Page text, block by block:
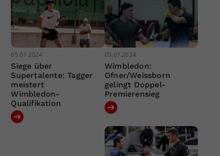
05.07.2024
Siege über
Supertalente: Tagger
meistert
Wimbledon-
Qualifikation
05.07.2024
Wimbledon:
Ofner/Weissborn
gelingt Doppel-
Premierensieg